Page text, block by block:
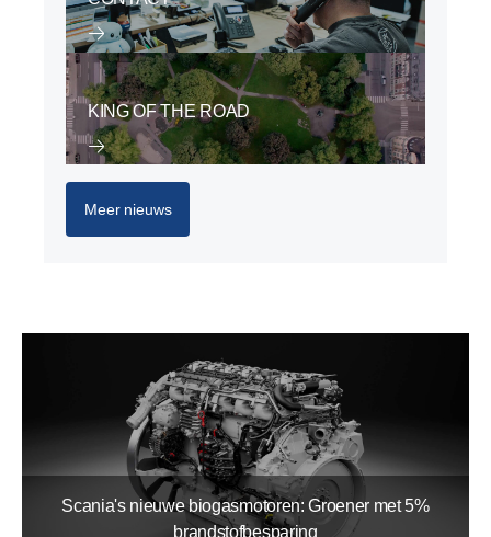
KING OF THE ROAD
Meer nieuws
Scania's nieuwe biogasmotoren: Groener met 5%
brandstofbesparing